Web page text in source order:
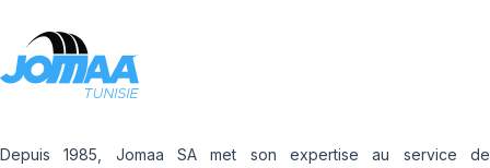
Depuis 1985, Jomaa SA met son expertise au service de